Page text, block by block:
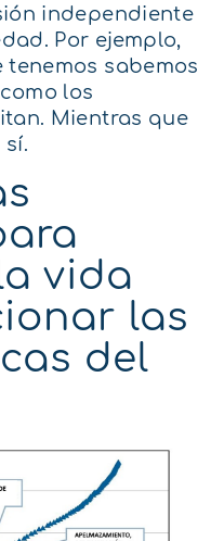
independiente
Por ejemplo,
sabemos
los
Mientras que
sí.
vida
las
del